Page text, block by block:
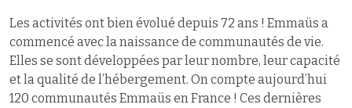
Les activités ont bien évolué depuis 72 ans ! Emmaüs a
commencé avec la naissance de communautés de vie.
Elles se sont développées par leur nombre, leur capacité
et la qualité de l’hébergement. On compte aujourd’hui
120 communautés Emmaüs en France ! Ces dernières